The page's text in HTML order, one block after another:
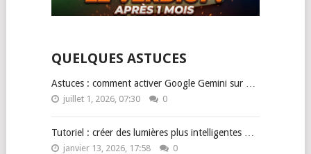
QUELQUES ASTUCES
Astuces : comment activer Google Gemini sur …
juillet 1, 2026, 07:30 0
Tutoriel : créer des lumières plus intelligentes …
janvier 13, 2026, 17:58 0